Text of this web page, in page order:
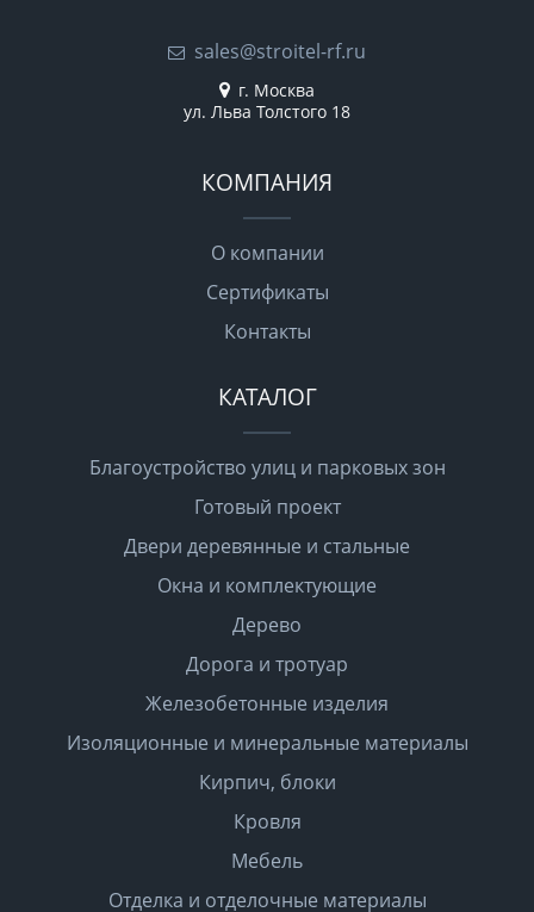
sales@stroitel-rf.ru
г. Москва
ул. Льва Толстого 18
КОМПАНИЯ
О компании
Сертификаты
Контакты
КАТАЛОГ
Благоустройство улиц и парковых зон
Готовый проект
Двери деревянные и стальные
Окна и комплектующие
Дерево
Дорога и тротуар
Железобетонные изделия
Изоляционные и минеральные материалы
Кирпич, блоки
Кровля
Мебель
Отделка и отделочные материалы